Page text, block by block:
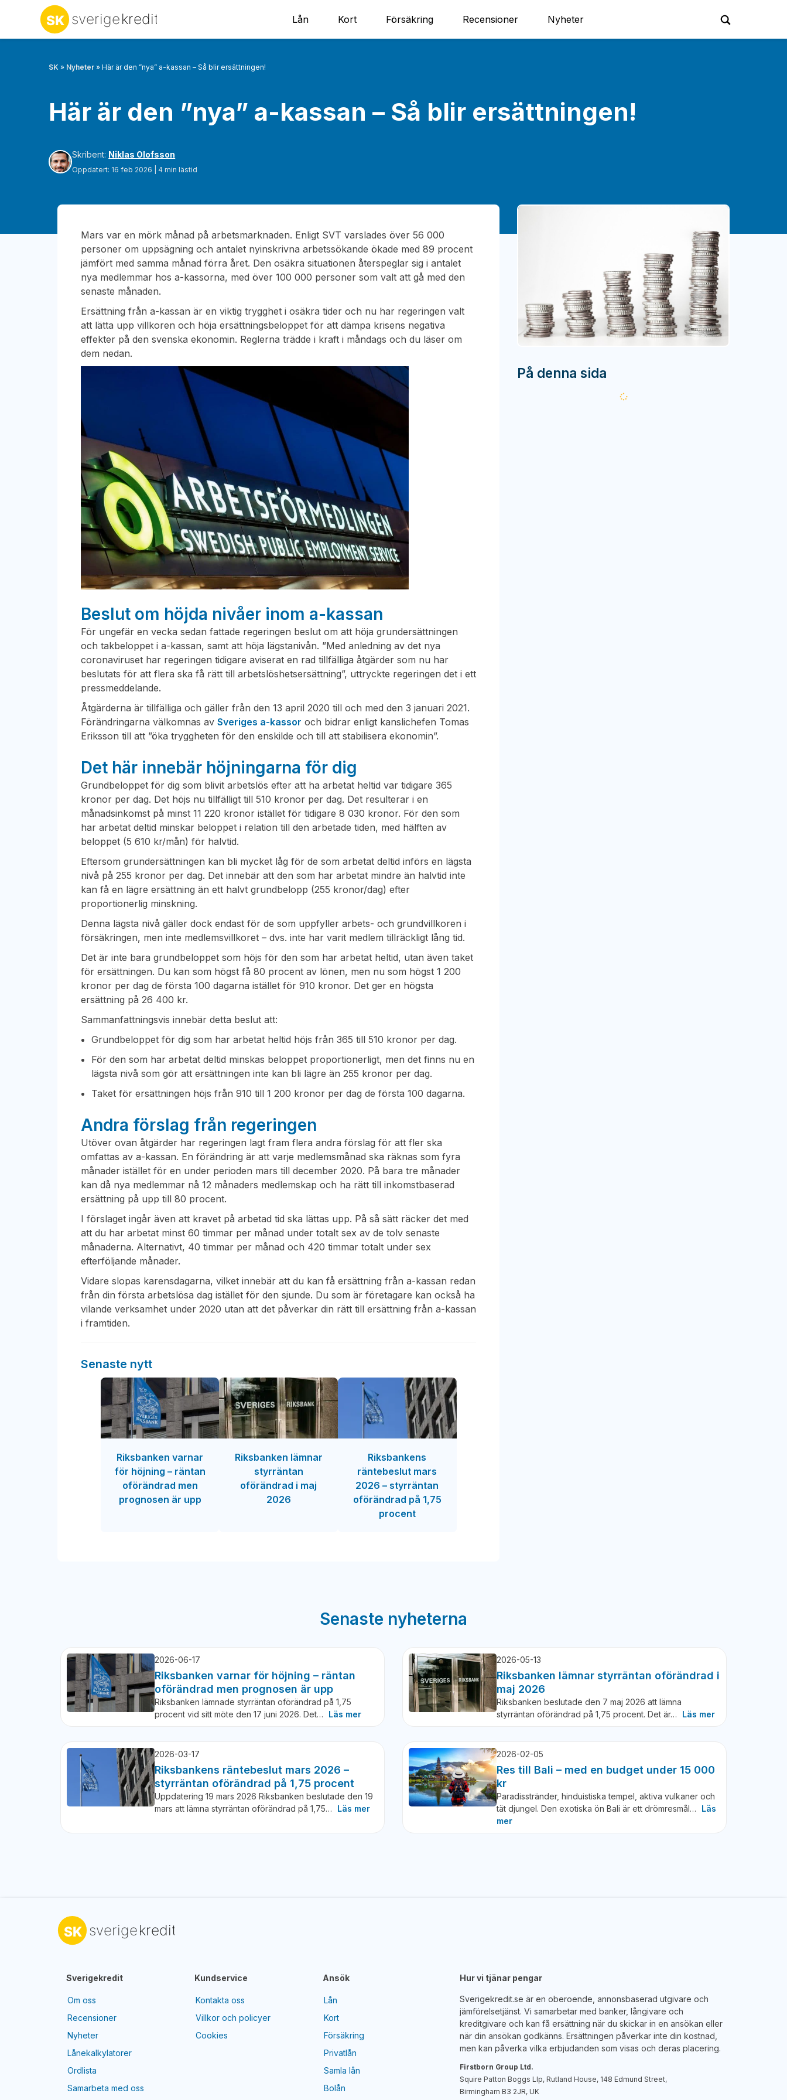
Lån Kort Försäkring Recensioner Nyheter
SK » Nyheter »Här är den ”nya” a-kassan – Så blir ersättningen!
Här är den ”nya” a-kassan – Så blir ersättningen!
Skribent: Niklas Olofsson
Oppdatert: 16 feb 2026 | 4 min lästid
Mars var en mörk månad på arbetsmarknaden. Enligt SVT varslades över 56 000
personer om uppsägning och antalet nyinskrivna arbetssökande ökade med 89 procent
jämfört med samma månad förra året. Den osäkra situationen återspeglar sig i antalet
nya medlemmar hos a-kassorna, med över 100 000 personer som valt att gå med den
senaste månaden.
Ersättning från a-kassan är en viktig trygghet i osäkra tider och nu har regeringen valt
att lätta upp villkoren och höja ersättningsbeloppet för att dämpa krisens negativa
effekter på den svenska ekonomin. Reglerna trädde i kraft i måndags och du läser om
dem nedan.
Beslut om höjda nivåer inom a-kassan
För ungefär en vecka sedan fattade regeringen beslut om att höja grundersättningen
och takbeloppet i a-kassan, samt att höja lägstanivån. ”Med anledning av det nya
coronaviruset har regeringen tidigare aviserat en rad tillfälliga åtgärder som nu har
beslutats för att flera ska få rätt till arbetslöshetsersättning”, uttryckte regeringen det i ett
pressmeddelande.
Åtgärderna är tillfälliga och gäller från den 13 april 2020 till och med den 3 januari 2021.
Förändringarna välkomnas avSveriges a-kassor och bidrar enligt kanslichefen Tomas
Eriksson till att ”öka tryggheten för den enskilde och till att stabilisera ekonomin”.
Det här innebär höjningarna för dig
Grundbeloppet för dig som blivit arbetslös efter att ha arbetat heltid var tidigare 365
kronor per dag. Det höjs nu tillfälligt till 510 kronor per dag. Det resulterar i en
månadsinkomst på minst 11 220 kronor istället för tidigare 8 030 kronor. För den som
har arbetat deltid minskar beloppet i relation till den arbetade tiden, med hälften av
beloppet (5 610 kr/mån) för halvtid.
Eftersom grundersättningen kan bli mycket låg för de som arbetat deltid införs en lägsta
nivå på 255 kronor per dag. Det innebär att den som har arbetat mindre än halvtid inte
kan få en lägre ersättning än ett halvt grundbelopp (255 kronor/dag) efter
proportionerlig minskning.
Denna lägsta nivå gäller dock endast för de som uppfyller arbets- och grundvillkoren i
försäkringen, men inte medlemsvillkoret – dvs. inte har varit medlem tillräckligt lång tid.
Det är inte bara grundbeloppet som höjs för den som har arbetat heltid, utan även taket
för ersättningen. Du kan som högst få 80 procent av lönen, men nu som högst 1 200
kronor per dag de första 100 dagarna istället för 910 kronor. Det ger en högsta
ersättning på 26 400 kr.
Sammanfattningsvis innebär detta beslut att:
Grundbeloppet för dig som har arbetat heltid höjs från 365 till 510 kronor per dag.
För den som har arbetat deltid minskas beloppet proportionerligt, men det finns nu en
lägsta nivå som gör att ersättningen inte kan bli lägre än 255 kronor per dag.
Taket för ersättningen höjs från 910 till 1 200 kronor per dag de första 100 dagarna.
Andra förslag från regeringen
Utöver ovan åtgärder har regeringen lagt fram flera andra förslag för att fler ska
omfattas av a-kassan. En förändring är att varje medlemsmånad ska räknas som fyra
månader istället för en under perioden mars till december 2020. På bara tre månader
kan då nya medlemmar nå 12 månaders medlemskap och ha rätt till inkomstbaserad
ersättning på upp till 80 procent.
I förslaget ingår även att kravet på arbetad tid ska lättas upp. På så sätt räcker det med
att du har arbetat minst 60 timmar per månad under totalt sex av de tolv senaste
månaderna. Alternativt, 40 timmar per månad och 420 timmar totalt under sex
efterföljande månader.
Vidare slopas karensdagarna, vilket innebär att du kan få ersättning från a-kassan redan
från din första arbetslösa dag istället för den sjunde. Du som är företagare kan också ha
vilande verksamhet under 2020 utan att det påverkar din rätt till ersättning från a-kassan
i framtiden.
Senaste nytt
Riksbanken varnar
för höjning – räntan
oförändrad men
prognosen är upp
Riksbanken lämnar
styrräntan
oförändrad i maj
2026
Riksbankens
räntebeslut mars
2026 – styrräntan
oförändrad på 1,75
procent
På denna sida
Läser
Senaste nyheterna
2026-06-17
Riksbanken varnar för höjning – räntan
oförändrad men prognosen är upp
Riksbanken lämnade styrräntan oförändrad på 1,75
procent vid sitt möte den 17 juni 2026. Det…
Läs mer
2026-05-13
Riksbanken lämnar styrräntan oförändrad i
maj 2026
Riksbanken beslutade den 7 maj 2026 att lämna
styrräntan oförändrad på 1,75 procent. Det är…
Läs mer
2026-03-17
Riksbankens räntebeslut mars 2026 –
styrräntan oförändrad på 1,75 procent
Uppdatering 19 mars 2026 Riksbanken beslutade den 19
mars att lämna styrräntan oförändrad på 1,75…
Läs mer
2026-02-05
Res till Bali – med en budget under 15 000
kr
Paradisstränder, hinduistiska tempel, aktiva vulkaner och
tät djungel. Den exotiska ön Bali är ett drömresmål…
Läs
mer
Sverigekredit
Om oss
Recensioner
Nyheter
Lånekalkylatorer
Ordlista
Samarbeta med oss
Kundservice
Kontakta oss
Villkor och policyer
Cookies
Ansök
Lån
Kort
Försäkring
Privatlån
Samla lån
Bolån
Hur vi tjänar pengar
Sverigekredit.se är en oberoende, annonsbaserad utgivare och
jämförelsetjänst. Vi samarbetar med banker, långivare och
kreditgivare och kan få ersättning när du skickar in en ansökan eller
när din ansökan godkänns. Ersättningen påverkar inte din kostnad,
men kan påverka vilka erbjudanden som visas och deras placering.
Firstborn Group Ltd.
Squire Patton Boggs Llp, Rutland House, 148 Edmund Street,
Birmingham B3 2JR, UK